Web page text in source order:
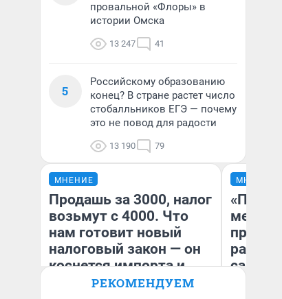
провальной «Флоры» в
истории Омска
13 247 41
5
Российскому образованию
конец? В стране растет число
стобалльников ЕГЭ — почему
это не повод для радости
13 190 79
МНЕНИЕ
Продашь за 3000, налог
возьмут с 4000. Что
нам готовит новый
налоговый закон — он
коснется импорта и
даже репетиторов
МНЕНИЕ
самом
РЕКОМЕНДУЕМ